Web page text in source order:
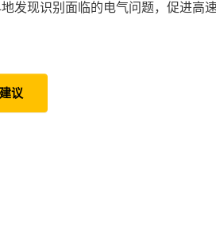
发现识别面临的电气问题，促进高
议